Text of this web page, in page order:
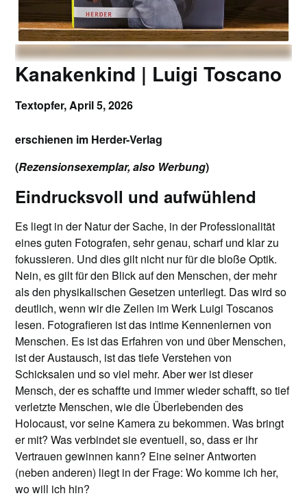
Kanakenkind | Luigi Toscano
Textopfer,April 5, 2026
erschienen im Herder-Verlag
(Rezensionsexemplar, also Werbung)
Eindrucksvoll und aufwühlend
Es liegt in der Natur der Sache, in der Professionalität
eines guten Fotografen, sehr genau, scharf und klar zu
fokussieren. Und dies gilt nicht nur für die bloße Optik.
Nein, es gilt für den Blick auf den Menschen, der mehr
als den physikalischen Gesetzen unterliegt. Das wird so
deutlich, wenn wir die Zeilen im Werk Luigi Toscanos
lesen. Fotografieren ist das intime Kennenlernen von
Menschen. Es ist das Erfahren von und über Menschen,
ist der Austausch, ist das tiefe Verstehen von
Schicksalen und so viel mehr. Aber wer ist dieser
Mensch, der es schaffte und immer wieder schafft, so tief
verletzte Menschen, wie die Überlebenden des
Holocaust, vor seine Kamera zu bekommen. Was bringt
er mit? Was verbindet sie eventuell, so, dass er ihr
Vertrauen gewinnen kann? Eine seiner Antworten
(neben anderen) liegt in der Frage: Wo komme ich her,
wo will ich hin?